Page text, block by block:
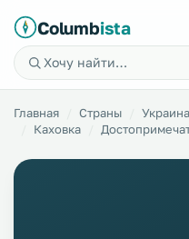
Columbista
Главная Страны Украина
Каховка